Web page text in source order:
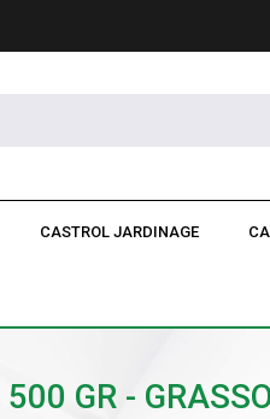
CASTROL JARDINAGE
GR -